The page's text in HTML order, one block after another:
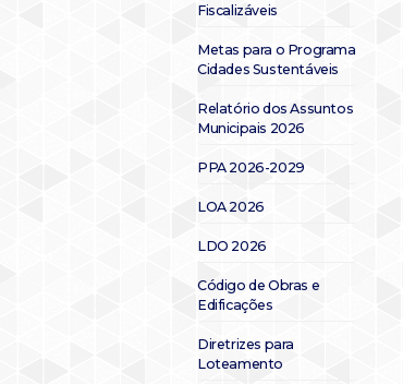
Fiscalizáveis
Metas para o Programa
Cidades Sustentáveis
Relatório dos Assuntos
Municipais 2026
PPA 2026-2029
LOA 2026
LDO 2026
Código de Obras e
Edificações
Diretrizes para
Loteamento